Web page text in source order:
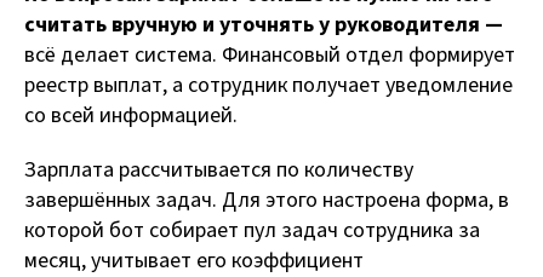
считать вручную и уточнять у руководителя —
всё делает система. Финансовый отдел формирует
реестр выплат, а сотрудник получает уведомление
со всей информацией.
Зарплата рассчитывается по количеству
завершённых задач. Для этого настроена форма, в
которой бот собирает пул задач сотрудника за
месяц, учитывает его коэффициент